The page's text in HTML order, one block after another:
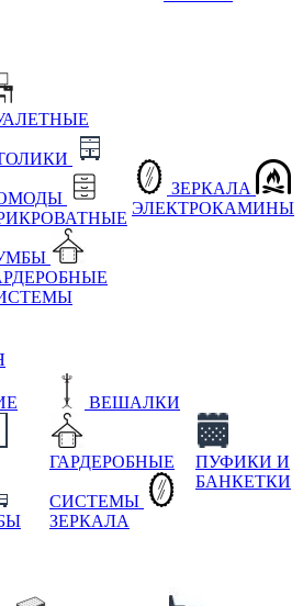
ЗЕРКАЛА
ЭЛЕКТРОКАМИНЫ
ВЕШАЛКИ
ГАРДЕРОБНЫЕ
СИСТЕМЫ
ЗЕРКАЛА
ПУФИКИ И
БАНКЕТКИ